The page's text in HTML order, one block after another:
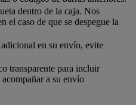
dentro de la caja. Nos
el caso de que se despegue la
en su envío, evite
transparente para incluir
a su envío